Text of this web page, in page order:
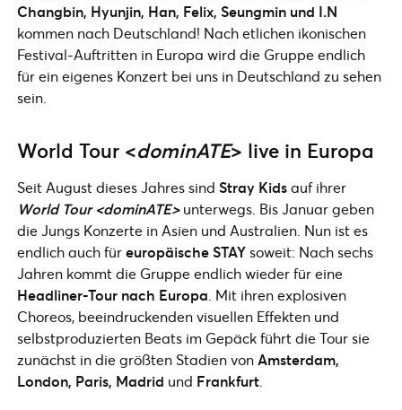
Changbin, Hyunjin, Han, Felix, Seungmin und I.N
kommen nach Deutschland! Nach etlichen ikonischen
Festival-Auftritten in Europa wird die Gruppe endlich
für ein eigenes Konzert bei uns in Deutschland zu sehen
sein.
World Tour <dominATE> live in Europa
Seit August dieses Jahres sind Stray Kidsauf ihrer
World Tour <dominATE>unterwegs. Bis Januar geben
die Jungs Konzerte in Asien und Australien. Nun ist es
endlich auch füreuropäische STAYsoweit: Nach sechs
Jahren kommt die Gruppe endlich wieder für eine
Headliner-Tour nach Europa . Mit ihren explosiven
Choreos, beeindruckenden visuellen Effekten und
selbstproduzierten Beats im Gepäck führt die Tour sie
zunächst in die größten Stadien vonAmsterdam,
London, Paris, Madrid und Frankfurt